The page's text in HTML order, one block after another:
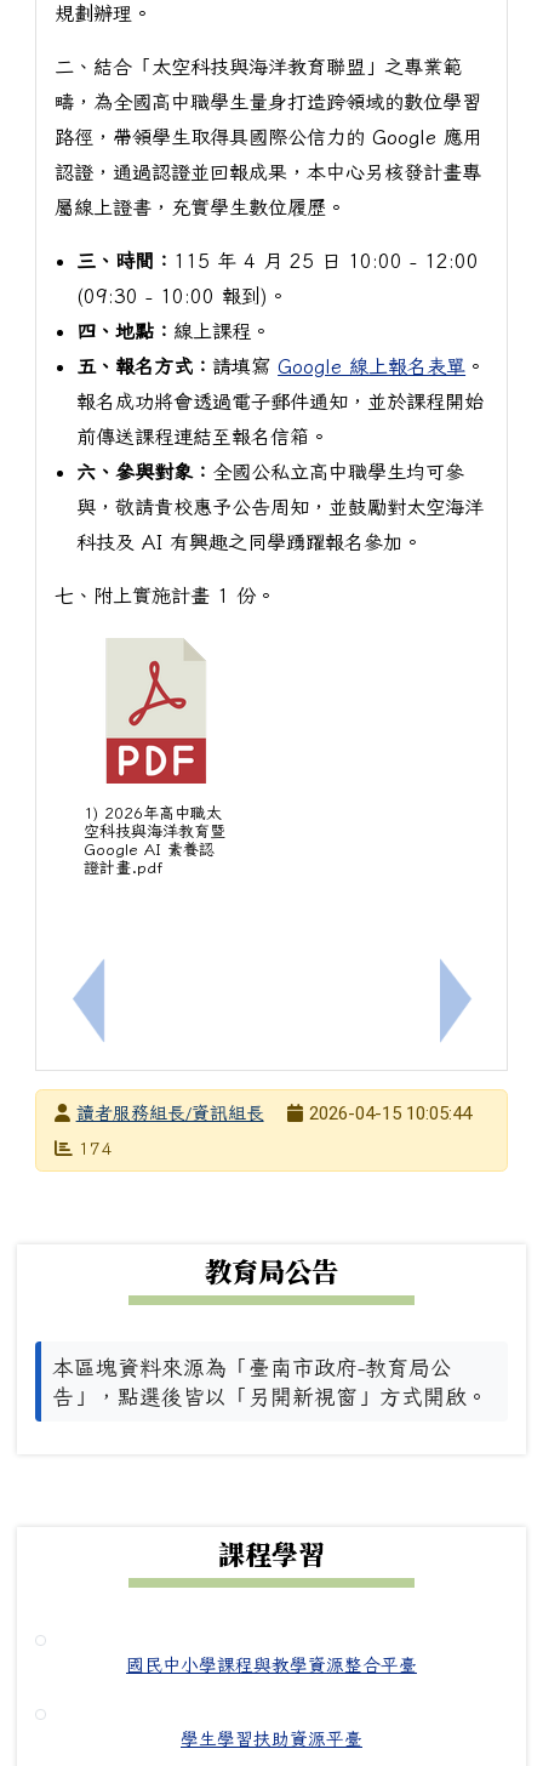
上一筆：臺南市立南寧高中114學年度「閱讀K歌大
規劃辦理。
二、結合「太空科技與海洋教育聯盟」之專業範
疇，為全國高中職學生量身打造跨領域的數位學習
路徑，帶領學生取得具國際公信力的 Google 應用
認證，通過認證並回報成果，本中心另核發計畫專
屬線上證書，充實學生數位履歷。
三、時間： 115 年 4 月 25 日 10:00 - 12:00
(09:30 - 10:00 報到)。
四、地點： 線上課程。
五、報名方式：請填寫Google 線上報名表單 。
報名成功將會透過電子郵件通知，並於課程開始
前傳送課程連結至報名信箱。
六、參與對象： 全國公私立高中職學生均可參
與，敬請貴校惠予公告周知，並鼓勵對太空海洋
科技及 AI 有興趣之同學踴躍報名參加。
七、附上實施計畫 1 份。
1) 2026年高中職太
空科技與海洋教育暨
Google AI 素養認
證計畫.pdf
下一筆：
發布者讀者服務組長/資訊組長
發布日期
2026-04-15 10:05:44
瀏覽次數
174
教育局公告
本區塊資料來源為「臺南市政府-教育局公
告」，點選後皆以「另開新視窗」方式開啟。
課程學習
國民中小學課程與教學資源整合平臺
學生學習扶助資源平臺